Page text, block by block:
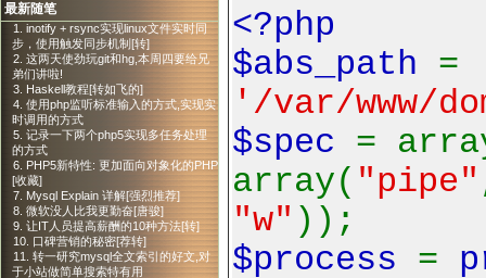
最新随笔
1. inotify + rsync实现linux文件实时同
步，使用触发同步机制[转]
2. 这两天使劲玩git和hg,本周四要给兄
弟们讲啦!
3. Haskell教程[转如飞的]
4. 使用php监听标准输入的方式,实现实
时调用的方式
5. 记录一下两个php5实现多任务处理
的方式
6. PHP5新特性: 更加面向对象化的PHP
[收藏]
7. Mysql Explain 详解[强烈推荐]
8. 微软没人比我更勤奋[唐骏]
9. 让IT人员提高薪酬的10种方法[转]
10. 口碑营销的秘密[荐转]
11. 转一研究mysql全文索引的好文,对
于小站做简单搜索特有用
<?php
$abs_path =
'/var/www/
$spec =
array( "pipe"
"w" ));
$process =